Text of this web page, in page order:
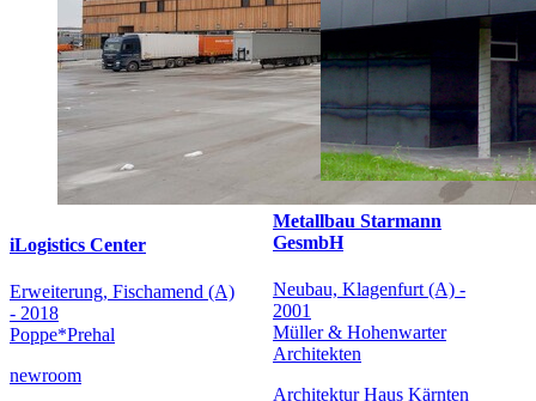
iLogistics Center
Erweiterung, Fischamend (A)
- 2018
Poppe*Prehal
newroom
Metallbau Starmann
GesmbH
Neubau, Klagenfurt (A) -
2001
Müller & Hohenwarter
Architekten
Architektur Haus Kärnten